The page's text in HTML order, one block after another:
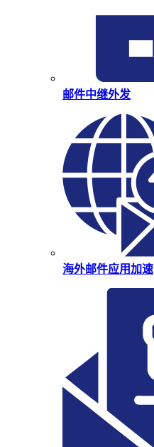
邮件中继外发
海外邮件应用加速